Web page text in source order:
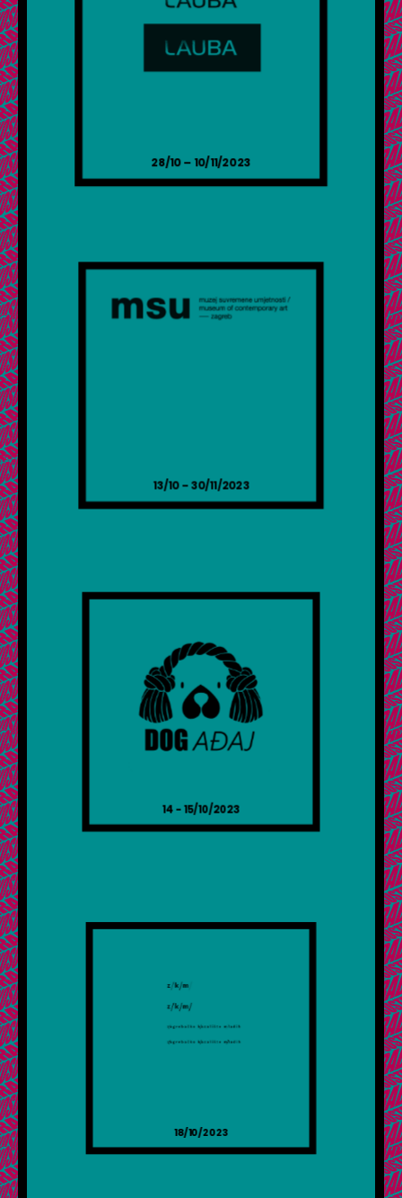
28/10 – 10/11/2023
13/10 – 30/11/2023
14 - 15/10/2023
18/10/2023